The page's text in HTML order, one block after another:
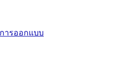
ารออกแบบ